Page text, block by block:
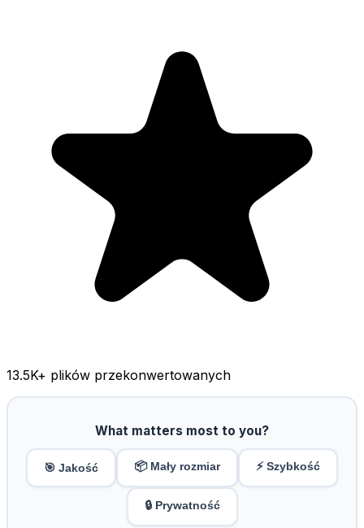
13.5K+ plików przekonwertowanych
What matters most to you?
🎯 Jakość 📦 Mały rozmiar ⚡ Szybkość
🔒 Prywatność